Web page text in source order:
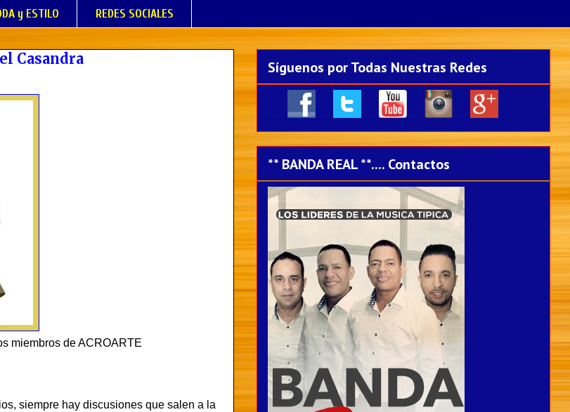
y ESTILO REDES SOCIALES
Casandra
miembros de ACROARTE
siempre hay discusiones que salen a la
Síguenos por Todas Nuestras Redes
** BANDA REAL **.... Contactos